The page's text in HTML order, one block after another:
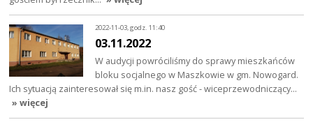
2022-11-03, godz. 11:40
03.11.2022
W audycji powróciliśmy do sprawy mieszkańców
bloku socjalnego w Maszkowie w gm. Nowogard.
Ich sytuacją zainteresował się m.in. nasz gość - wiceprzewodniczący…
» więcej